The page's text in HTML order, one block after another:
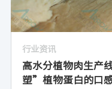
行业资讯
高水分植物肉生产
塑”植物蛋白的口感